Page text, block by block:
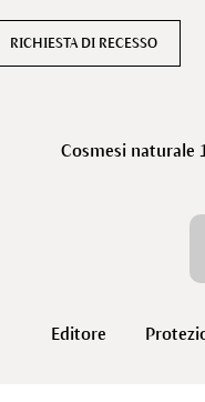
RICHIESTA DI RECESSO
Cosmesi naturale
Editore